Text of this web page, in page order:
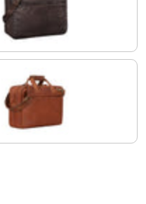
marrone scuro - pallido
maraska - marrone